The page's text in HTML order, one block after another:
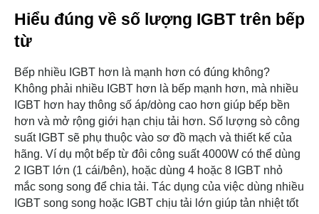
Hiểu đúng về số lượng IGBT trên bếp
từ
Bếp nhiều IGBT hơn là mạnh hơn có đúng không?
Không phải nhiều IGBT hơn là bếp mạnh hơn, mà nhiều
IGBT hơn hay thông số áp/dòng cao hơn giúp bếp bền
hơn và mở rộng giới hạn chịu tải hơn. Số lượng sò công
suất IGBT sẽ phụ thuộc vào sơ đồ mạch và thiết kế của
hãng. Ví dụ một bếp từ đôi công suất 4000W có thể dùng
2 IGBT lớn (1 cái/bên), hoặc dùng 4 hoặc 8 IGBT nhỏ
mắc song song để chia tải. Tác dụng của việc dùng nhiều
IGBT song song hoặc IGBT chịu tải lớn giúp tản nhiệt tốt